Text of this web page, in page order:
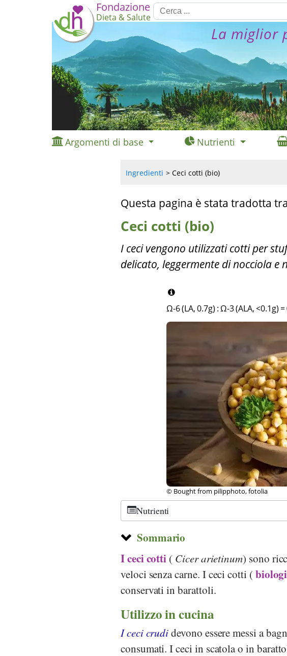
Fondazione
Dieta & Salute
La miglior
Argomenti di base Nutrienti
Ingredienti Ceci cotti (bio)
Questa pagina è stata tradotta
Ceci cotti (bio)
I ceci vengono utilizzati cotti per
delicato, leggermente di nocciola
Ω-6 (LA, 0.7g) :Ω-3 (ALA, <0.1g) =
© CC-by-sa 2.0, Melanie Scherer,
Nutrienti
Sommario
I ceci cotti ( Cicer arietinum) sono
veloci senza carne. I ceci cotti (
conservati in barattoli.
Utilizzo in cucina
I ceci crudidevono essere messi a
consumati. I ceci in scatola o in